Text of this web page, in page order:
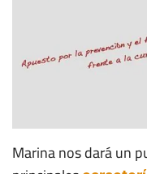
Marina nos dará un